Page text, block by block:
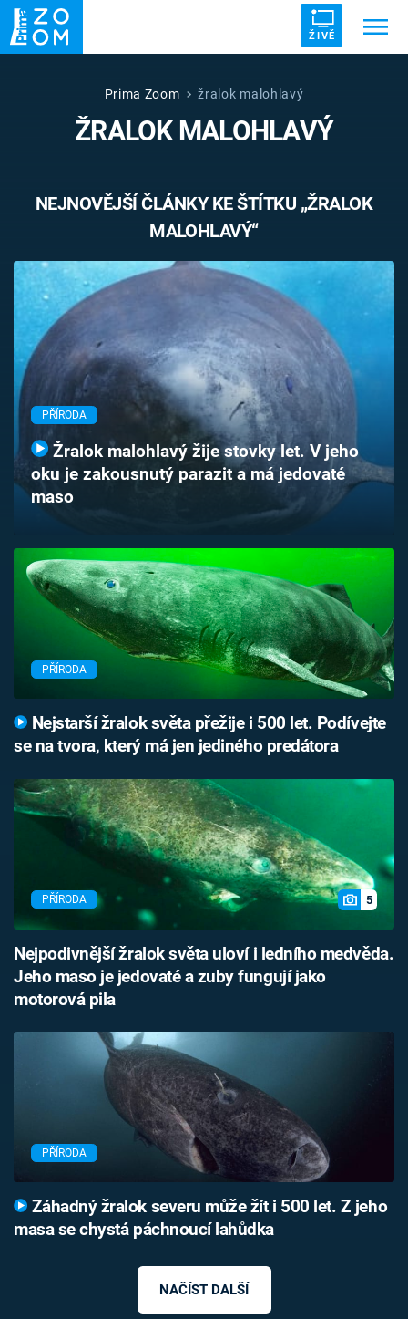
ŽIVĚ
ZRÁDCI UFO DRUHÁ SVĚTOVÁ VÁLKA
VETŘELCI DÁVNOVĚKU
Témata
Pořady
TV Program
Časopis
Sledujte prima+
Sledujte nás
Prima Zoom žralok malohlavý
ŽRALOK MALOHLAVÝ
NEJNOVĚJŠÍ ČLÁNKY KE ŠTÍTKU „ŽRALOK
MALOHLAVÝ“
PŘÍRODA
Žralok malohlavý žije stovky let. V jeho
oku je zakousnutý parazit a má jedovaté
maso
PŘÍRODA
Nejstarší žralok světa přežije i 500 let. Podívejte
se na tvora, který má jen jediného predátora
PŘÍRODA 5
Nejpodivnější žralok světa uloví i ledního medvěda.
Jeho maso je jedovaté a zuby fungují jako
motorová pila
PŘÍRODA
Záhadný žralok severu může žít i 500 let. Z jeho
masa se chystá páchnoucí lahůdka
NAČÍST DALŠÍ